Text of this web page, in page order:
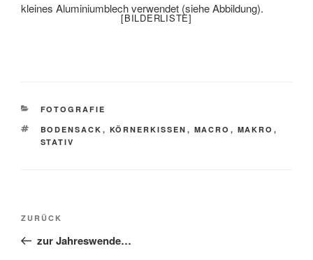
kleines Aluminiumblech verwendet (siehe Abbildung).
[BILDERLISTE]
KATEGORIEN
FOTOGRAFIE
SCHLAGWÖRTER
BODENSACK , KÖRNERKISSEN , MACRO , MAKRO ,
STATIV
Beitragsnavigation
Vorheriger
Beitrag
ZURÜCK
zur Jahreswende…